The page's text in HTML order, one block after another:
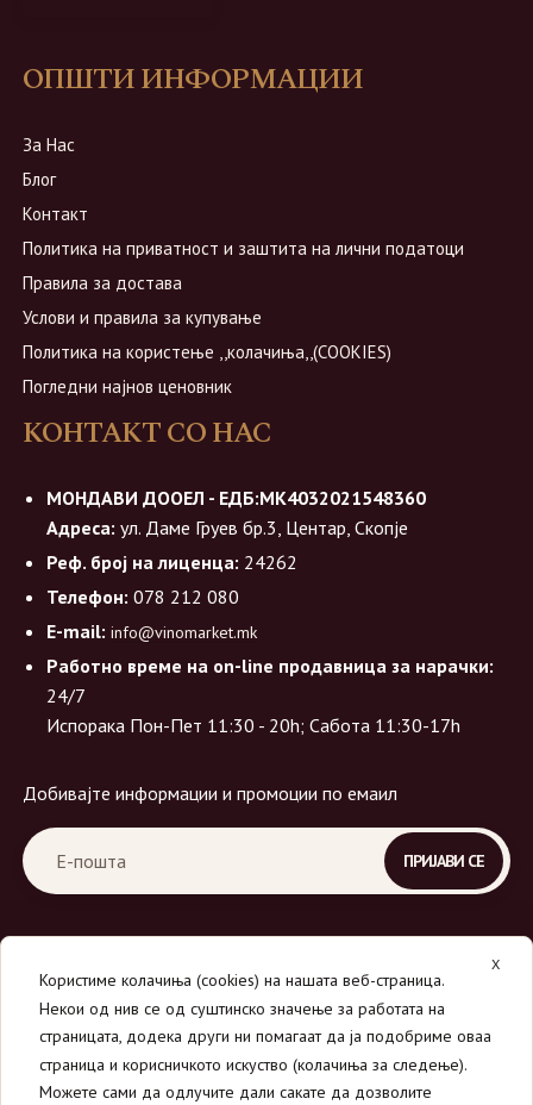
ОПШТИ ИНФОРМАЦИИ
За Нас
Блог
Контакт
Политика на приватност и заштита на лични податоци
Правила за достава
Услови и правила за купување
Политика на користење ,,колачиња,,(COOKIES)
Погледни најнов ценовник
КОНТАКТ СО НАС
МОНДАВИ ДООЕЛ - ЕДБ:МК4032021548360
Адреса: ул. Даме Груев бр.3, Центар, Скопје
Реф. број на лиценца: 24262
Телефон: 078 212 080
E-mail: info@vinomarket.mk
Работно време на on-line продавница за нарачки:
24/7
Испорака Пон-Пет 11:30 - 20h; Сабота 11:30-17h
Добивајте информации и промоции по емаил
© 2026Вино Маркет - МОНДАВИ ДООЕЛ.
X
Користиме колачиња (cookies) на нашата веб-страница.
Некои од нив се од суштинско значење за работата на
страницата, додека други ни помагаат да ја подобриме оваа
страница и корисничкото искуство (колачиња за следење).
Можете сами да одлучите дали сакате да дозволите